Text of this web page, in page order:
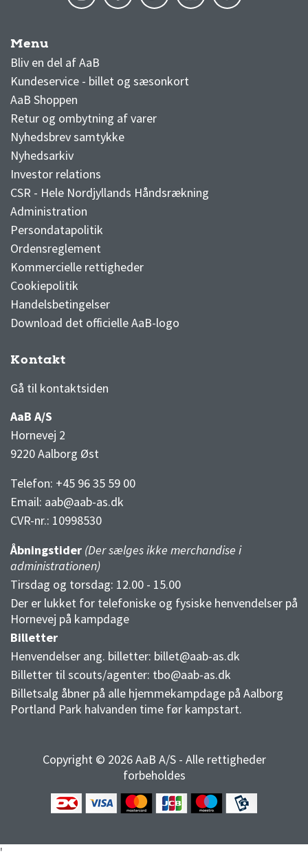
Menu
Bliv en del af AaB
Kundeservice - billet og sæsonkort
AaB Shoppen
Retur og ombytning af varer
Nyhedsbrev samtykke
Nyhedsarkiv
Investor relations
CSR - Hele Nordjyllands Håndsrækning
Administration
Persondatapolitik
Ordensreglement
Kommercielle rettigheder
Cookiepolitik
Handelsbetingelser
Download det officielle AaB-logo
Kontakt
Gå til kontaktsiden
AaB A/S
Hornevej 2
9220 Aalborg Øst
Telefon: +45 96 35 59 00
Email: aab@aab-as.dk
CVR-nr.: 10998530
Åbningstider (Der sælges ikke merchandise i
administrationen)
Tirsdag og torsdag: 12.00 - 15.00
Der er lukket for telefoniske og fysiske henvendelser på
Hornevej på kampdage
Billetter
Henvendelser ang. billetter: billet@aab-as.dk
Billetter til scouts/agenter: tbo@aab-as.dk
Billetsalg åbner på alle hjemmekampdage på Aalborg
Portland Park halvanden time før kampstart.
Copyright © 2026 AaB A/S - Alle rettigheder
forbeholdes
'